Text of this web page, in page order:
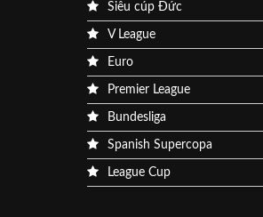
Siêu cúp Đức
V League
Euro
Premier League
Bundesliga
Spanish Supercopa
League Cup